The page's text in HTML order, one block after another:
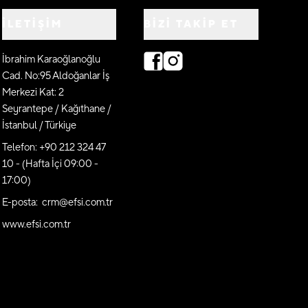
İbrahim Karaoğlanoğlu
Cad. No:95 Aldoğanlar İş
Merkezi Kat: 2
Seyrantepe / Kağıthane /
İstanbul / Türkiye
Telefon: +90 212 324 47
10 - (Hafta İçi 09:00 -
17:00)
E-posta: crm@efsi.com.tr
www.efsi.com.tr